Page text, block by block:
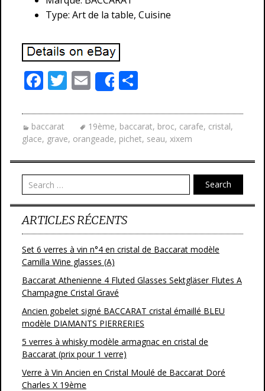
Type: Art de la table, Cuisine
F
e
b
o
o
k
T
itt
er
E
m
ai
l
Share
ta
g
er
baccarat 19ème, baccarat, broc, carafe, cristal,
glace, grave, orangeade, pichet, seau, xixem
Search
ARTICLES RÉCENTS
Set 6 verres à vin n°4 en cristal de Baccarat modèle
Camilla Wine glasses (A)
Baccarat Athenienne 4 Fluted Glasses Sektgläser Flutes A
Champagne Cristal Gravé
Ancien gobelet signé BACCARAT cristal émaillé BLEU
modèle DIAMANTS PIERRERIES
5 verres à whisky modèle armagnac en cristal de
Baccarat (prix pour 1 verre)
Verre à Vin Ancien en Cristal Moulé de Baccarat Doré
Charles X 19ème